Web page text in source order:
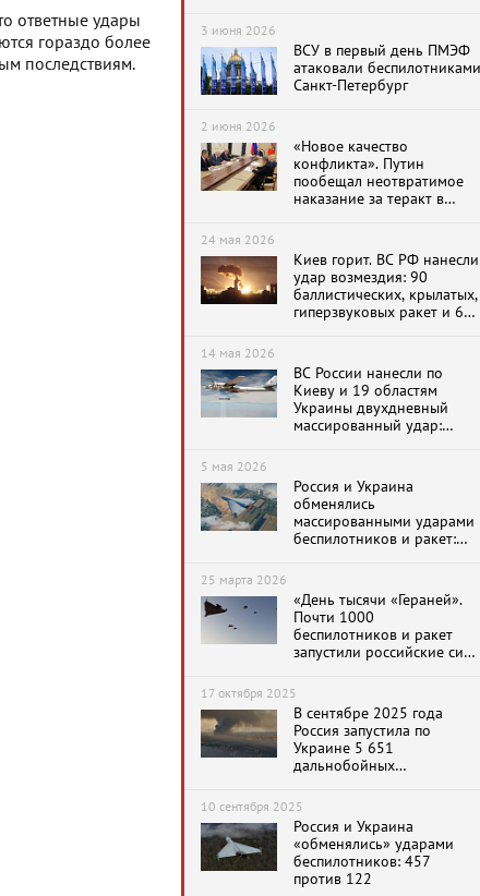
3 июня 2026
ВСУ в первый день ПМЭФ
атаковали беспилотниками
Санкт-Петербург
2 июня 2026
«Новое качество
конфликта». Путин
пообещал неотвратимое
наказание за теракт в
24 мая 2026
Киев горит. ВС РФ нанесли
удар возмездия: 90
баллистических, крылатых,
гиперзвуковых ракет и 600
14 мая 2026
ВС России нанесли по
Киеву и 19 областям
Украины двухдневный
массированный удар:
5 мая 2026
Россия и Украина
обменялись
массированными ударами
беспилотников и ракет:
25 марта 2026
«День тысячи «Гераней».
Почти 1000
беспилотников и ракет
запустили российские силы
17 октября 2025
В сентябре 2025 года
Россия запустила по
Украине 5 651
дальнобойных
183 ракеты
10 сентября 2025
Россия и Украина
«обменялись» ударами
беспилотников: 457
против 122
ответные удары
гораздо более
последствиям.